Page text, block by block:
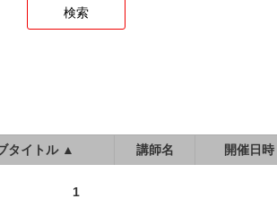
タイトル ▲ 講師名 開催日時
1